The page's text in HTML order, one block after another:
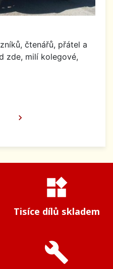
čtenářů, přátel a
zde, milí kolegové,
Další

widgets
Tisíce dílů skladem
build